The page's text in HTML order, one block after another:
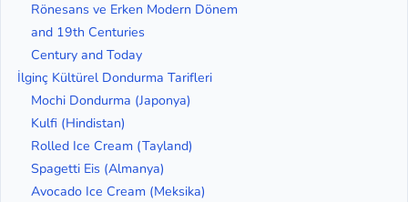
Rönesans ve Erken Modern Dönem
and 19th Centuries
Century and Today
İlginç Kültürel Dondurma Tarifleri
Mochi Dondurma (Japonya)
Kulfi (Hindistan)
Rolled Ice Cream (Tayland)
Spagetti Eis (Almanya)
Avocado Ice Cream (Meksika)